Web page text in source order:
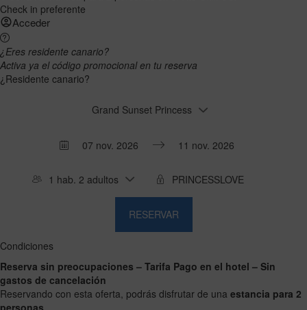
Check in preferente
Acceder
¿Eres residente canario?
Activa ya el código promocional en tu reserva
¿Residente canario?
Grand Sunset Princess
the
the
calendar
and
the
key
to
the
and
1 hab. 2 adultos
RESERVAR
Condiciones
Reserva sin preocupaciones – Tarifa Pago en el hotel – Sin
gastos de cancelación
Reservando con esta oferta, podrás disfrutar de una estancia para 2
personas